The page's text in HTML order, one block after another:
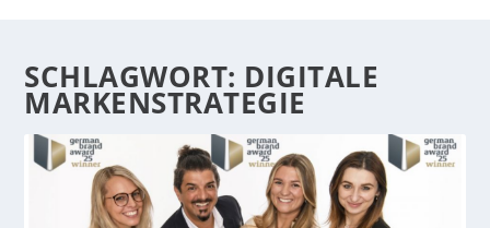
SCHLAGWORT: DIGITALE
MARKENSTRATEGIE